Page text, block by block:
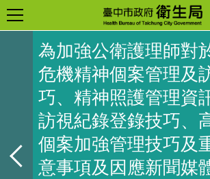
為加強公衛護理師對
危機精神個案管理及
巧、精神照護管理資
訪視紀錄登錄技巧、
個案加強管理技巧及
意事項及因應新聞媒